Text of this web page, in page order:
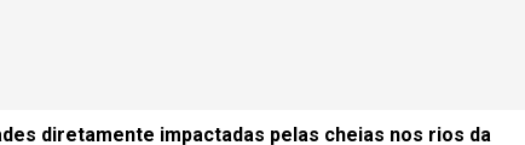
diretamente impactadas pelas cheias nos rios da